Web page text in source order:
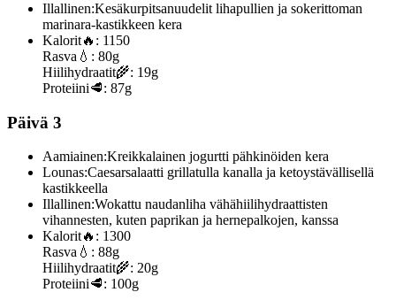
Illallinen:Kesäkurpitsanuudelit lihapullien ja sokerittoman
marinara-kastikkeen kera
Kalorit🔥: 1150
Rasva 💧: 80g
Hiilihydraatit🌾: 19g
Proteiini🥩: 87g
Päivä 3
Aamiainen:Kreikkalainen jogurtti pähkinöiden kera
Lounas:Caesarsalaatti grillatulla kanalla ja ketoystävällisellä
kastikkeella
Illallinen:Wokattu naudanliha vähähiilihydraattisten
vihannesten, kuten paprikan ja hernepalkojen, kanssa
Kalorit🔥: 1300
Rasva 💧: 88g
Hiilihydraatit🌾: 20g
Proteiini🥩: 100g